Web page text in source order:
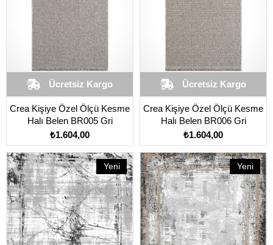
Crea Kişiye Özel Ölçü Kesme
Halı Belen BR005 Gri
₺1.604,00
Ücretsiz Kargo
Crea Kişiye Özel Ölçü Kesme
Halı Belen BR006 Gri
₺1.604,00
Ücretsiz Kargo
Yeni
Ürün
Yeni
Ürün